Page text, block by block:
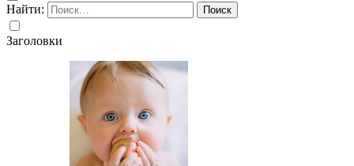
Найти:
Заголовки